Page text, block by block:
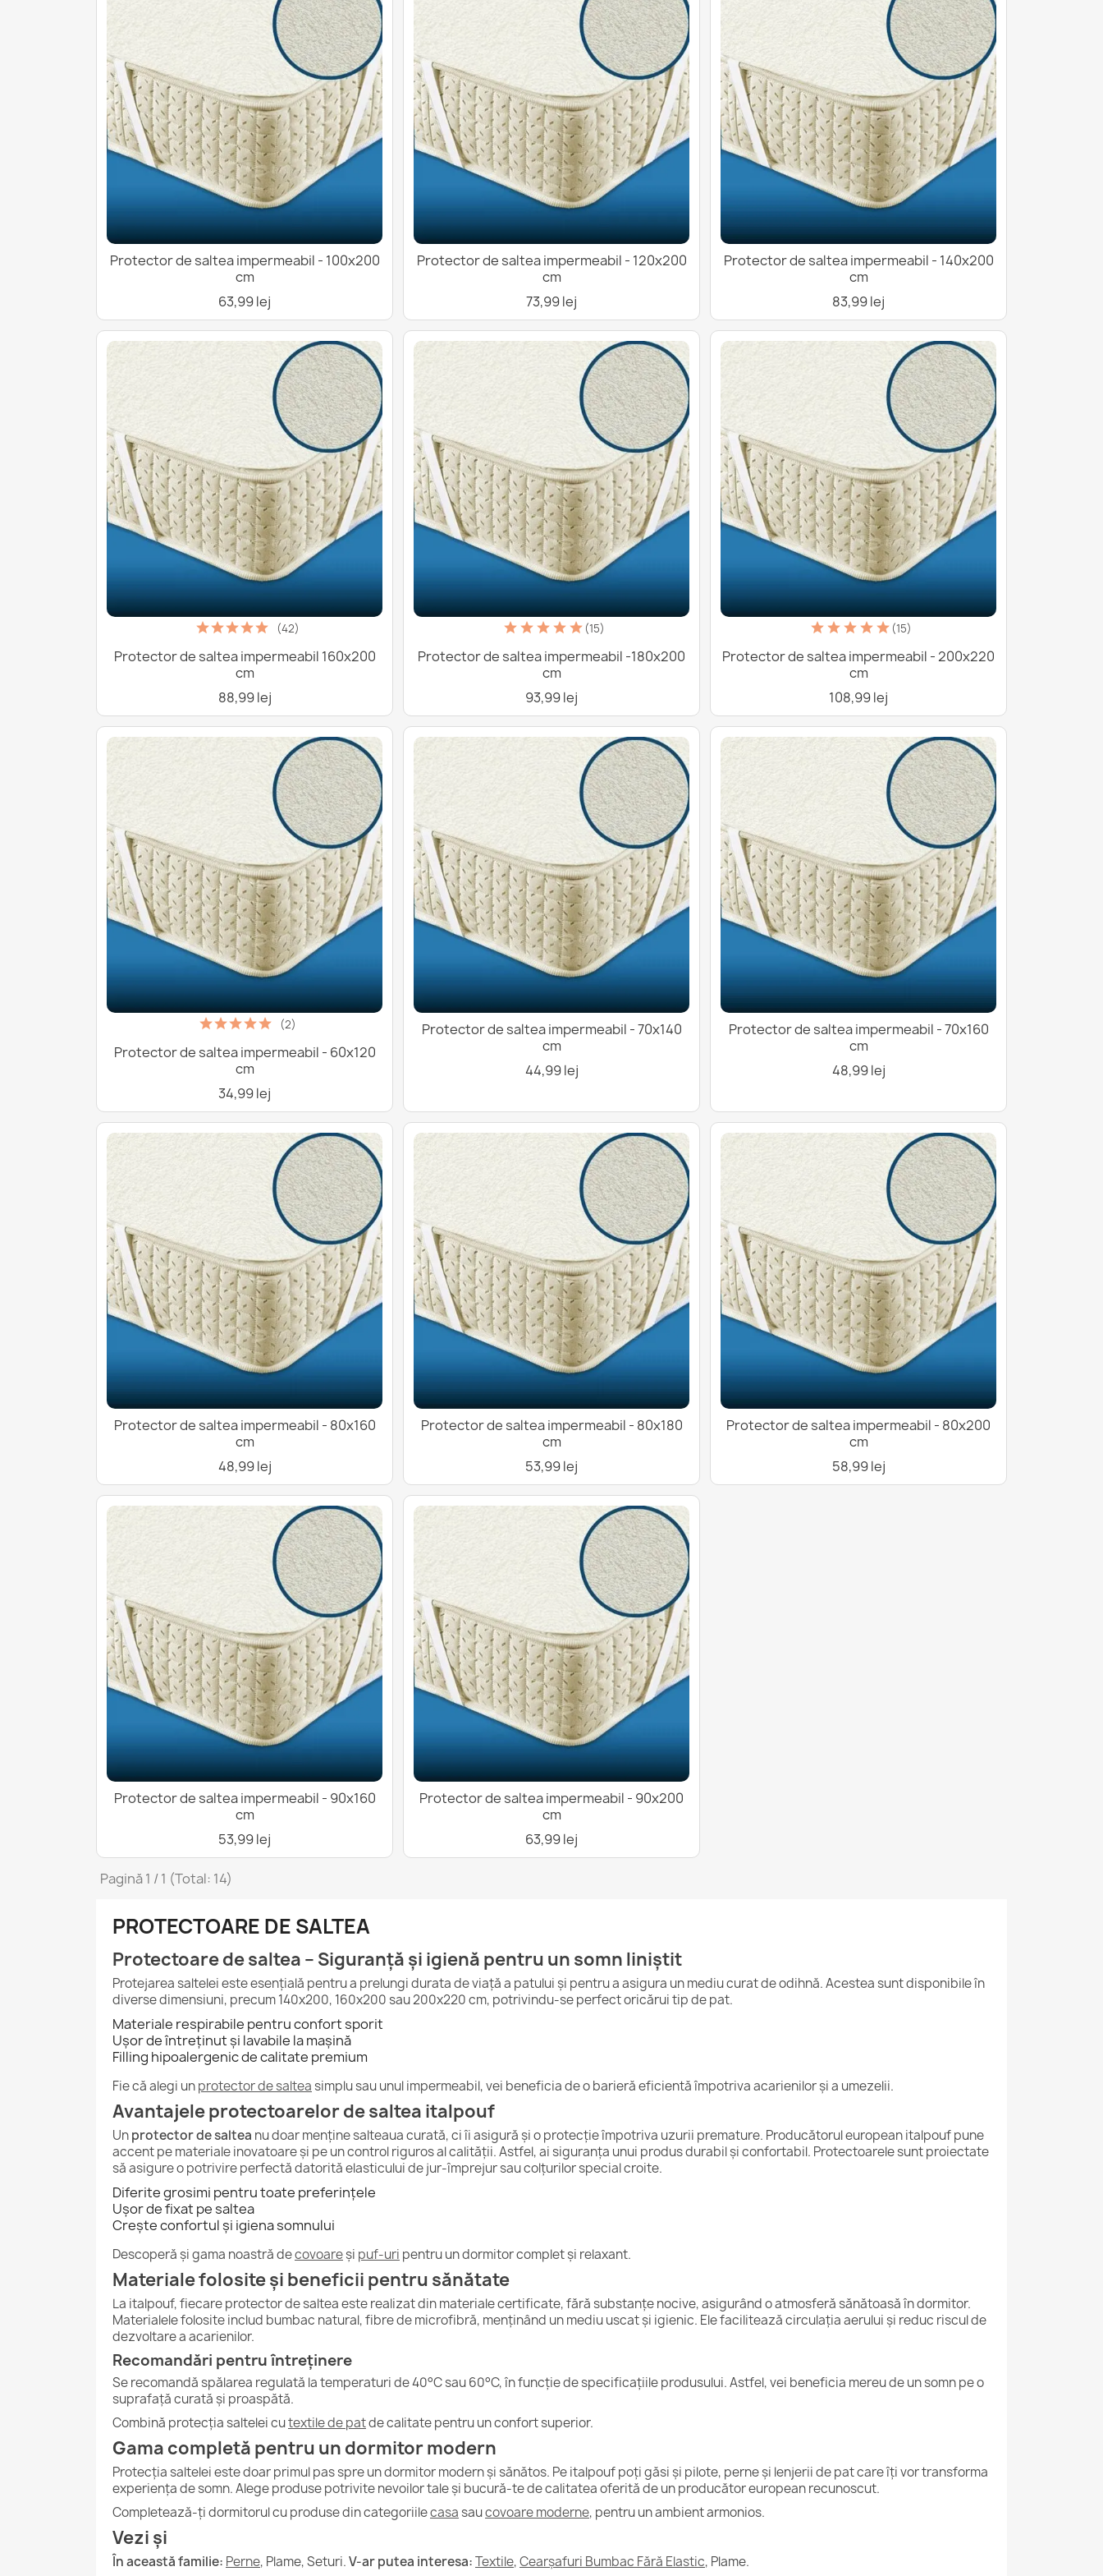
Protector de saltea impermeabil - 100x200
cm
63,99 lej
Protector de saltea impermeabil - 120x200
cm
73,99 lej
Protector de saltea impermeabil - 140x200
cm
83,99 lej
(42)
Protector de saltea impermeabil 160x200
cm
88,99 lej
(15)
Protector de saltea impermeabil -180x200
cm
93,99 lej
(15)
Protector de saltea impermeabil - 200x220
cm
108,99 lej
(2)
Protector de saltea impermeabil - 60x120
cm
34,99 lej
Protector de saltea impermeabil - 70x140
cm
44,99 lej
Protector de saltea impermeabil - 70x160
cm
48,99 lej
Protector de saltea impermeabil - 80x160
cm
48,99 lej
Protector de saltea impermeabil - 80x180
cm
53,99 lej
Protector de saltea impermeabil - 80x200
cm
58,99 lej
Protector de saltea impermeabil - 90x160
cm
53,99 lej
Protector de saltea impermeabil - 90x200
cm
63,99 lej
Pagină 1 / 1 (Total: 14)
PROTECTOARE DE SALTEA
Protectoare de saltea – Siguranță și igienă pentru un somn liniștit
Protejarea saltelei este esențială pentru a prelungi durata de viață a patului și pentru a asigura un mediu curat de odihnă. Acestea sunt disponibile în
diverse dimensiuni, precum 140x200, 160x200 sau 200x220 cm, potrivindu-se perfect oricărui tip de pat.
Materiale respirabile pentru confort sporit
Ușor de întreținut și lavabile la mașină
Filling hipoalergenic de calitate premium
Fie că alegi unprotector de saltea simplu sau unul impermeabil, vei beneficia de o barieră eficientă împotriva acarienilor și a umezelii.
Avantajele protectoarelor de saltea italpouf
Unprotector de saltea nu doar menține salteaua curată, ci îi asigură și o protecție împotriva uzurii premature. Producătorul european italpouf pune
accent pe materiale inovatoare și pe un control riguros al calității. Astfel, ai siguranța unui produs durabil și confortabil. Protectoarele sunt proiectate
să asigure o potrivire perfectă datorită elasticului de jur-împrejur sau colțurilor special croite.
Diferite grosimi pentru toate preferințele
Ușor de fixat pe saltea
Crește confortul și igiena somnului
Descoperă și gama noastră decovoareși puf-uri pentru un dormitor complet și relaxant.
Materiale folosite și beneficii pentru sănătate
La italpouf, fiecare protector de saltea este realizat din materiale certificate, fără substanțe nocive, asigurând o atmosferă sănătoasă în dormitor.
Materialele folosite includ bumbac natural, fibre de microfibră, menținând un mediu uscat și igienic. Ele facilitează circulația aerului și reduc riscul de
dezvoltare a acarienilor.
Recomandări pentru întreținere
Se recomandă spălarea regulată la temperaturi de 40°C sau 60°C, în funcție de specificațiile produsului. Astfel, vei beneficia mereu de un somn pe o
suprafață curată și proaspătă.
Combină protecția saltelei cutextile de patde calitate pentru un confort superior.
Gama completă pentru un dormitor modern
Protecția saltelei este doar primul pas spre un dormitor modern și sănătos. Pe italpouf poți găsi și pilote, perne și lenjerii de pat care îți vor transforma
experiența de somn. Alege produse potrivite nevoilor tale și bucură-te de calitatea oferită de un producător european recunoscut.
Completează-ți dormitorul cu produse din categoriilecasa saucovoare moderne, pentru un ambient armonios.
Vezi și
În această familie: Perne, Plame, Seturi.V-ar putea interesa:Textile,Cearșafuri Bumbac Fără Elastic, Plame.